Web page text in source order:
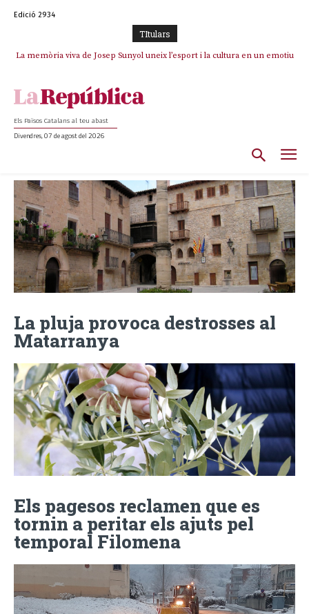
Edició 2934
TItulars
La memòria viva de Josep Sunyol uneix l’esport i la cultura en un emotiu
Els Països Catalans al teu abast
Divendres, 07 de agost del 2026
La pluja provoca destrosses al
Matarranya
Els pagesos reclamen que es
tornin a peritar els ajuts pel
temporal Filomena